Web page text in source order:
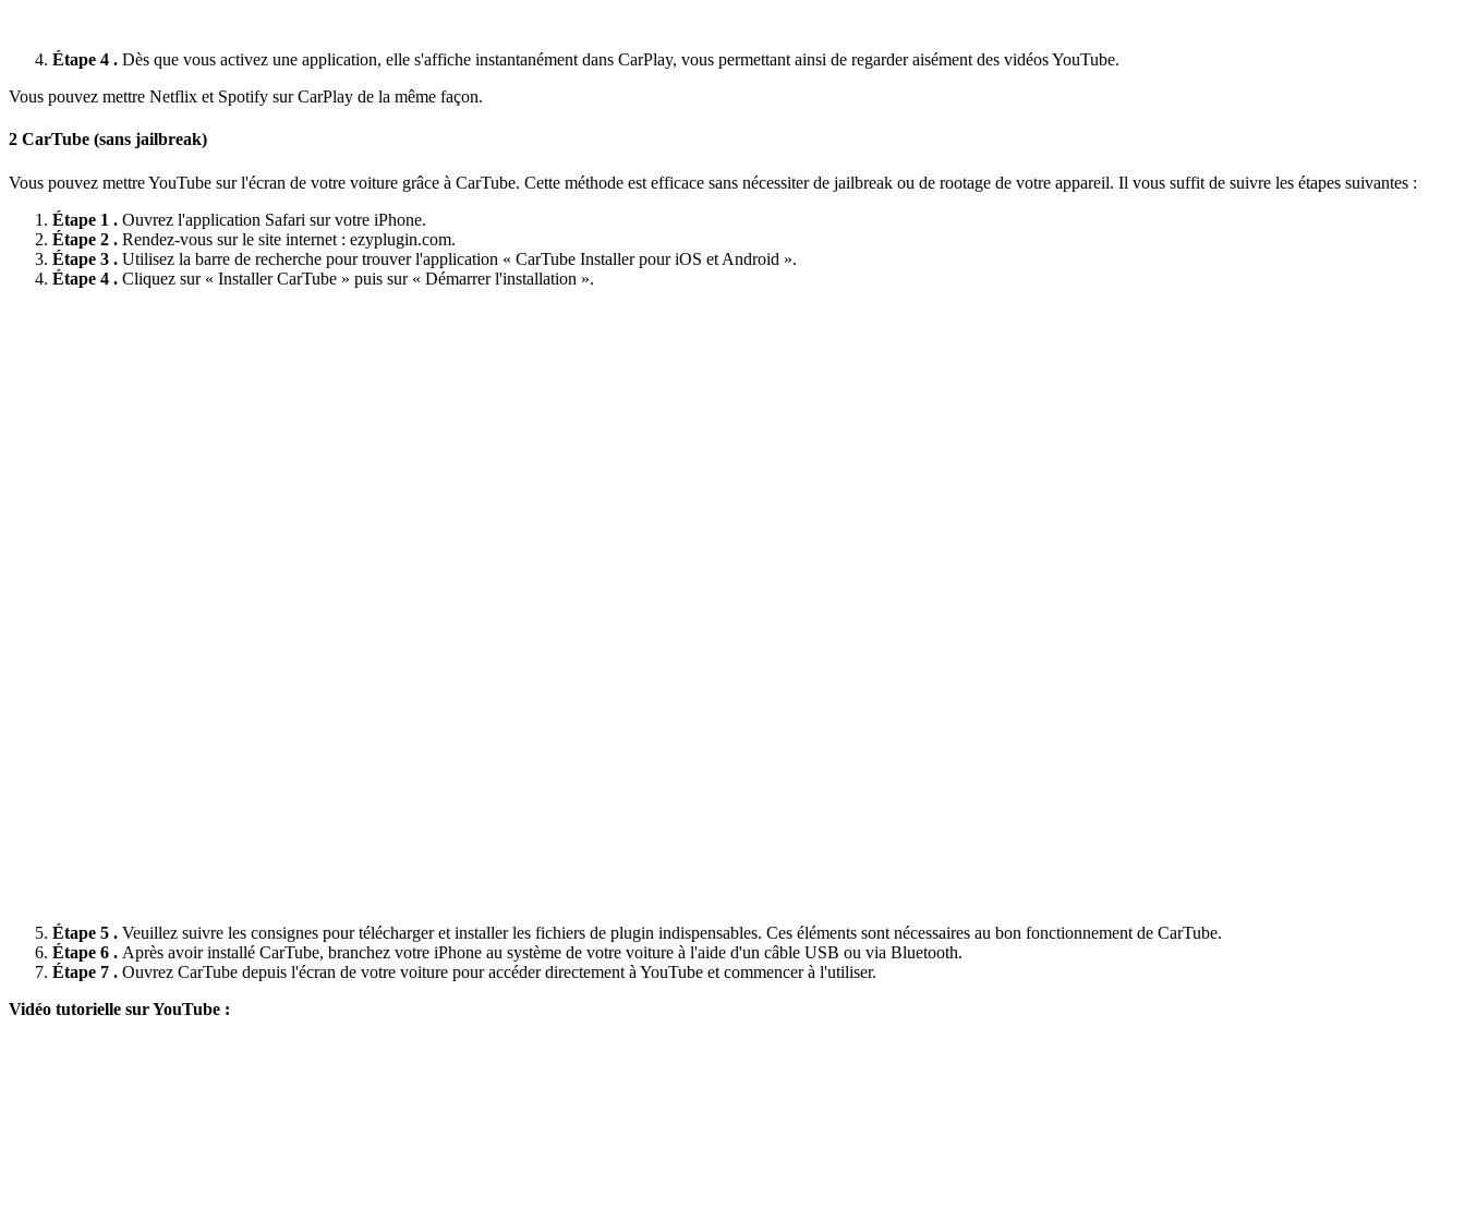
Étape 4 . Dès que vous activez une application, elle s'affiche instantanément dans CarPlay, vous permettant ainsi de regarder aisément des vidéos YouTube.
Vous pouvez mettre Netflix et Spotify sur CarPlay de la même façon.
2 CarTube (sans jailbreak)
Vous pouvez mettre YouTube sur l'écran de votre voiture grâce à CarTube. Cette méthode est efficace sans nécessiter de jailbreak ou de rootage de votre appareil. Il vous suffit de suivre les étapes suivantes :
Étape 1 . Ouvrez l'application Safari sur votre iPhone.
Étape 2 . Rendez-vous sur le site internet : ezyplugin.com.
Étape 3 . Utilisez la barre de recherche pour trouver l'application « CarTube Installer pour iOS et Android ».
Étape 4 . Cliquez sur « Installer CarTube » puis sur « Démarrer l'installation ».
Étape 5 . Veuillez suivre les consignes pour télécharger et installer les fichiers de plugin indispensables. Ces éléments sont nécessaires au bon fonctionnement de CarTube.
Étape 6 . Après avoir installé CarTube, branchez votre iPhone au système de votre voiture à l'aide d'un câble USB ou via Bluetooth.
Étape 7 . Ouvrez CarTube depuis l'écran de votre voiture pour accéder directement à YouTube et commencer à l'utiliser.
Vidéo tutorielle sur YouTube :